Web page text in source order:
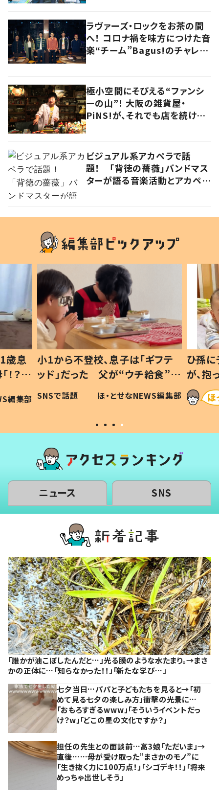
ラヴァーズ・ロックをお茶の間
へ！ コロナ禍を味方につけた音
楽“チーム”Bagus!のチャレン
極小空間にそびえる“ファンシ
ーの山”！ 大阪の雑貨屋・
PiNS!が、それでも店を続ける
ビジュアル系アカペラで話
題！ 「背徳の薔薇」バンドマス
ターが語る音楽活動とアカペラ
歳息
？」
編集部
小1から不登校、息子は「ギフテ
ッド」だった 父が“ウチ給食”を
作り続ける理由とは #令和の親
#令和の子
SNSで話題 ほ・とせなNEWS編集部
ひ孫
が、
「涙が
い」
ニュース SNS
「誰かが油こぼしたんだと…」光る膜のような水たまり。→まさ
かの正体に…「知らなかった！！」「新たな学び…」
七夕当日…パパと子どもたちを見ると→「初
めて見る七夕の楽しみ方」衝撃の光景に…
「おもろすぎるwww」「そういうイベントだっ
け？w」「どこの星の文化ですか？」
担任の先生との面談前…高3娘「ただいま」→
直後……母が受け取った”まさかのモノ”に
「生き抜く力に100万点！」「シゴデキ！！」「将来
めっちゃ出世しそう」